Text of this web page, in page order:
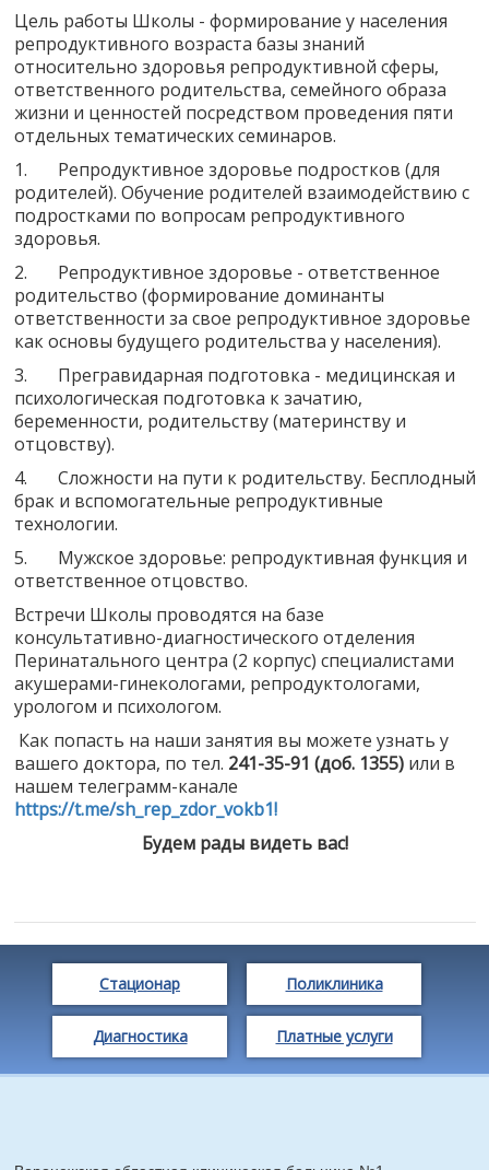
Цель работы Школы - формирование у населения
репродуктивного возраста базы знаний
относительно здоровья репродуктивной сферы,
ответственного родительства, семейного образа
жизни и ценностей посредством проведения пяти
отдельных тематических семинаров.
1. Репродуктивное здоровье подростков (для
родителей). Обучение родителей взаимодействию с
подростками по вопросам репродуктивного
здоровья.
2. Репродуктивное здоровье - ответственное
родительство (формирование доминанты
ответственности за свое репродуктивное здоровье
как основы будущего родительства у населения).
3. Прегравидарная подготовка - медицинская и
психологическая подготовка к зачатию,
беременности, родительству (материнству и
отцовству).
4. Сложности на пути к родительству. Бесплодный
брак и вспомогательные репродуктивные
технологии.
5. Мужское здоровье: репродуктивная функция и
ответственное отцовство.
Встречи Школы проводятся на базе
консультативно-диагностического отделения
Перинатального центра (2 корпус) специалистами
акушерами-гинекологами, репродуктологами,
урологом и психологом.
Как попасть на наши занятия вы можете узнать у
вашего доктора, по тел. 241-35-91 (доб. 1355)или в
нашем телеграмм-канале
https://t.me/sh_rep_zdor_vokb1!
Будем рады видеть вас!
Стационар Поликлиника
Диагностика Платные услуги